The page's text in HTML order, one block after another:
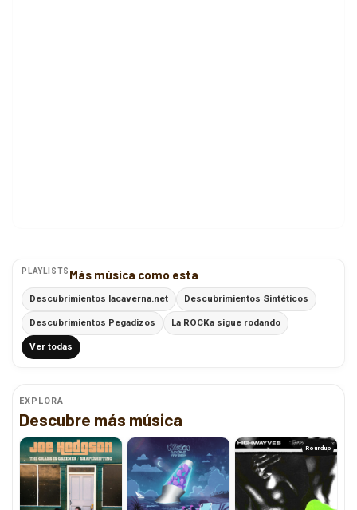
PLAYLISTS Más música como esta
Descubrimientos lacaverna.net Descubrimientos Sintéticos
Descubrimientos Pegadizos La ROCKa sigue rodando
Ver todas
EXPLORA
Descubre más música
Roundup